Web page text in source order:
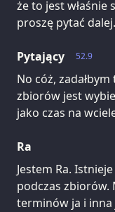
że to jest właśnie
proszę pytać dalej.
52.9
Pytający
No cóż,
zbiorów jest
jako czas na
Ra
Jestem Ra.
podczas zbiorów.
terminów ja i inna